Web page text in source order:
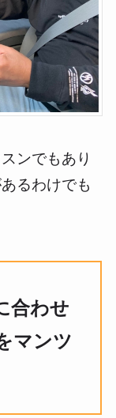
ンでもあり
るわけでも
合わせ
マンツ